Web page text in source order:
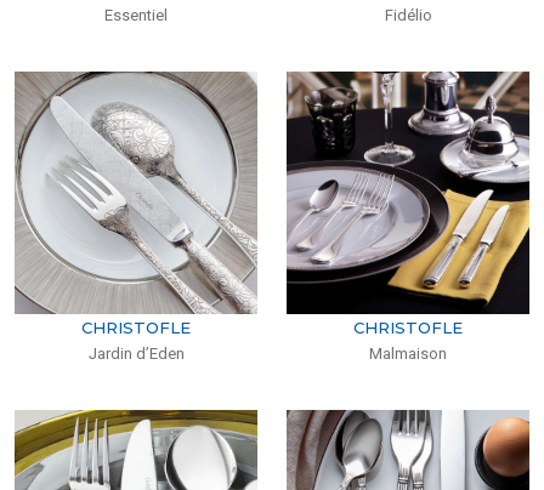
Essentiel Fidélio
CHRISTOFLE
Jardin d’Eden
CHRISTOFLE
Malmaison